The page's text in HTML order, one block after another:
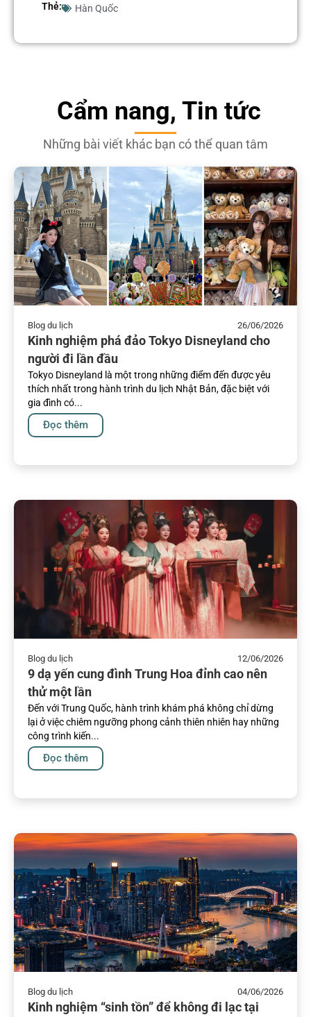
Thẻ: Hàn Quốc
Cẩm nang, Tin tức
Những bài viết khác bạn có thể quan tâm
Blog du lịch 26/06/2026
Kinh nghiệm phá đảo Tokyo Disneyland cho
người đi lần đầu
Tokyo Disneyland là một trong những điểm đến được yêu
thích nhất trong hành trình du lịch Nhật Bản, đặc biệt với
gia đình có...
Đọc thêm
Blog du lịch 12/06/2026
9 dạ yến cung đình Trung Hoa đỉnh cao nên
thử một lần
Đến với Trung Quốc, hành trình khám phá không chỉ dừng
lại ở việc chiêm ngưỡng phong cảnh thiên nhiên hay những
công trình kiến...
Đọc thêm
Blog du lịch 04/06/2026
Kinh nghiệm “sinh tồn” để không đi lạc tại